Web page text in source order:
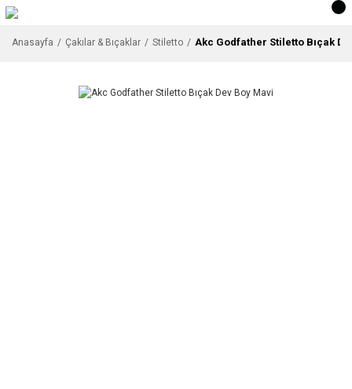
Anasayfa Çakılar & Bıçaklar Stiletto Akc Godfather Stiletto Bıçak